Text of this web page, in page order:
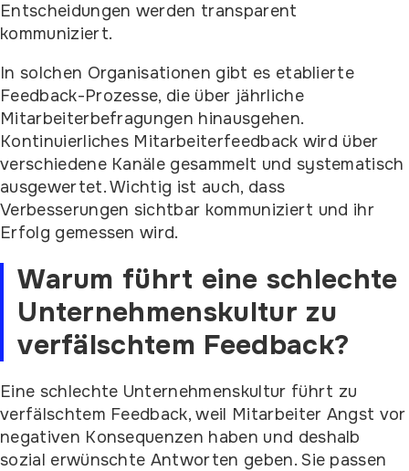
Entscheidungen werden transparent
kommuniziert.
In solchen Organisationen gibt es etablierte
Feedback-Prozesse, die über jährliche
Mitarbeiterbefragungen hinausgehen.
Kontinuierliches Mitarbeiterfeedback wird über
verschiedene Kanäle gesammelt und systematisch
ausgewertet. Wichtig ist auch, dass
Verbesserungen sichtbar kommuniziert und ihr
Erfolg gemessen wird.
Warum führt eine schlechte
Unternehmenskultur zu
verfälschtem Feedback?
Eine schlechte Unternehmenskultur führt zu
verfälschtem Feedback, weil Mitarbeiter Angst vor
negativen Konsequenzen haben und deshalb
sozial erwünschte Antworten geben. Sie passen